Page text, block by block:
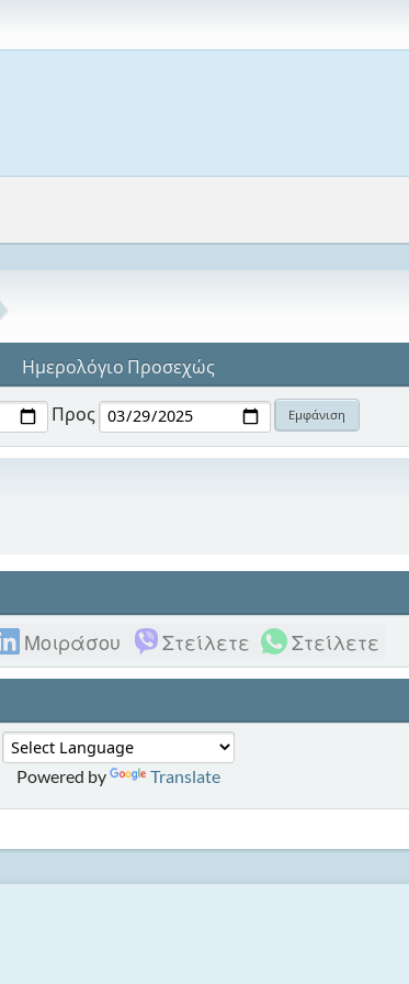
Ημερολόγιο Προσεχώς
Προς
Μοιράσου Στείλετε Στείλετε
Powered by Translate